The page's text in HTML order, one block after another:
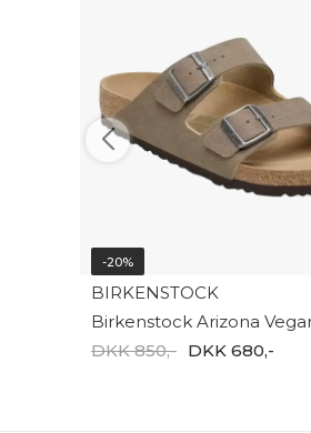
-20%
BIRKENSTOCK
DKK 850,- DKK 680,-